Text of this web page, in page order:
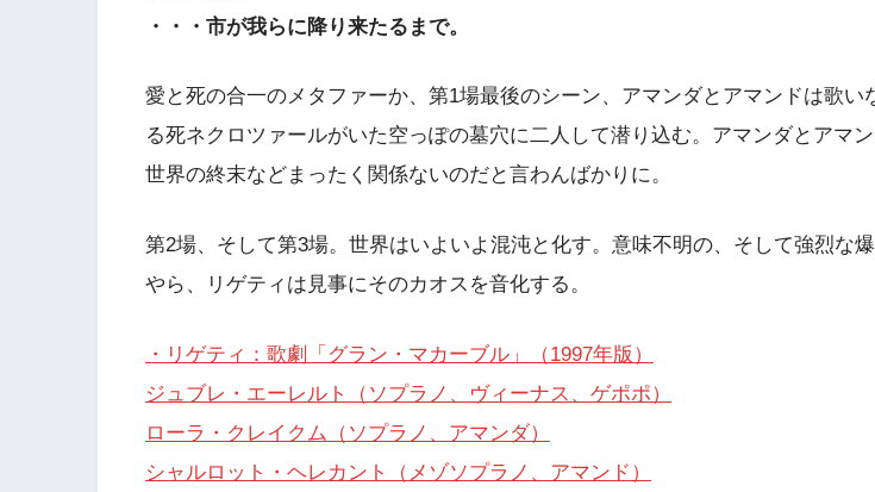
・・・市が我らに降り来たるまで。
愛と死の合一のメタファーか、第1場最後のシーン、アマンダとアマンドは歌い
る死ネクロツァールがいた空っぽの墓穴に二人して潜り込む。アマンダとアマ
世界の終末などまったく関係ないのだと言わんばかりに。
第2場、そして第3場。世界はいよいよ混沌と化す。意味不明の、そして強烈な
やら、リゲティは見事にそのカオスを音化する。
・リゲティ：歌劇「グラン・マカーブル」（1997年版）
ジュブレ・エーレルト（ソプラノ、ヴィーナス、ゲポポ）
ローラ・クレイクム（ソプラノ、アマンダ）
シャルロット・ヘレカント（メゾソプラノ、アマンド）